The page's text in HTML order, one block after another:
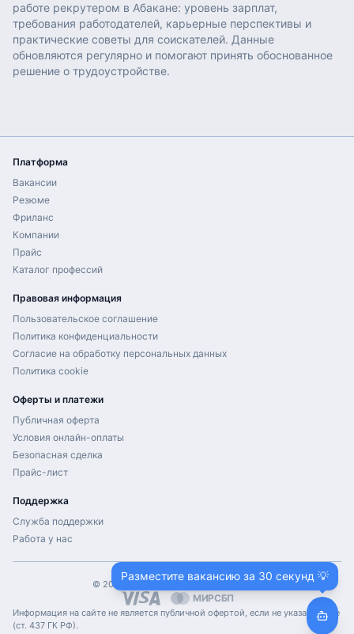
работе рекрутером в Абакане: уровень зарплат,
требования работодателей, карьерные перспективы и
практические советы для соискателей. Данные
обновляются регулярно и помогают принять обоснованное
решение о трудоустройстве.
Платформа
Вакансии
Резюме
Фриланс
Компании
Прайс
Каталог профессий
Правовая информация
Пользовательское соглашение
Политика конфиденциальности
Согласие на обработку персональных данных
Политика cookie
Оферты и платежи
Публичная оферта
Условия онлайн-оплаты
Безопасная сделка
Прайс-лист
Поддержка
Служба поддержки
Работа у нас
© 2026 ProHH.ru. Все права защищены.
МИРСБП
Информация на сайте не является публичной офертой, если не указано иное
(ст. 437 ГК РФ).
Разместите вакансию за 30 секунд 💡